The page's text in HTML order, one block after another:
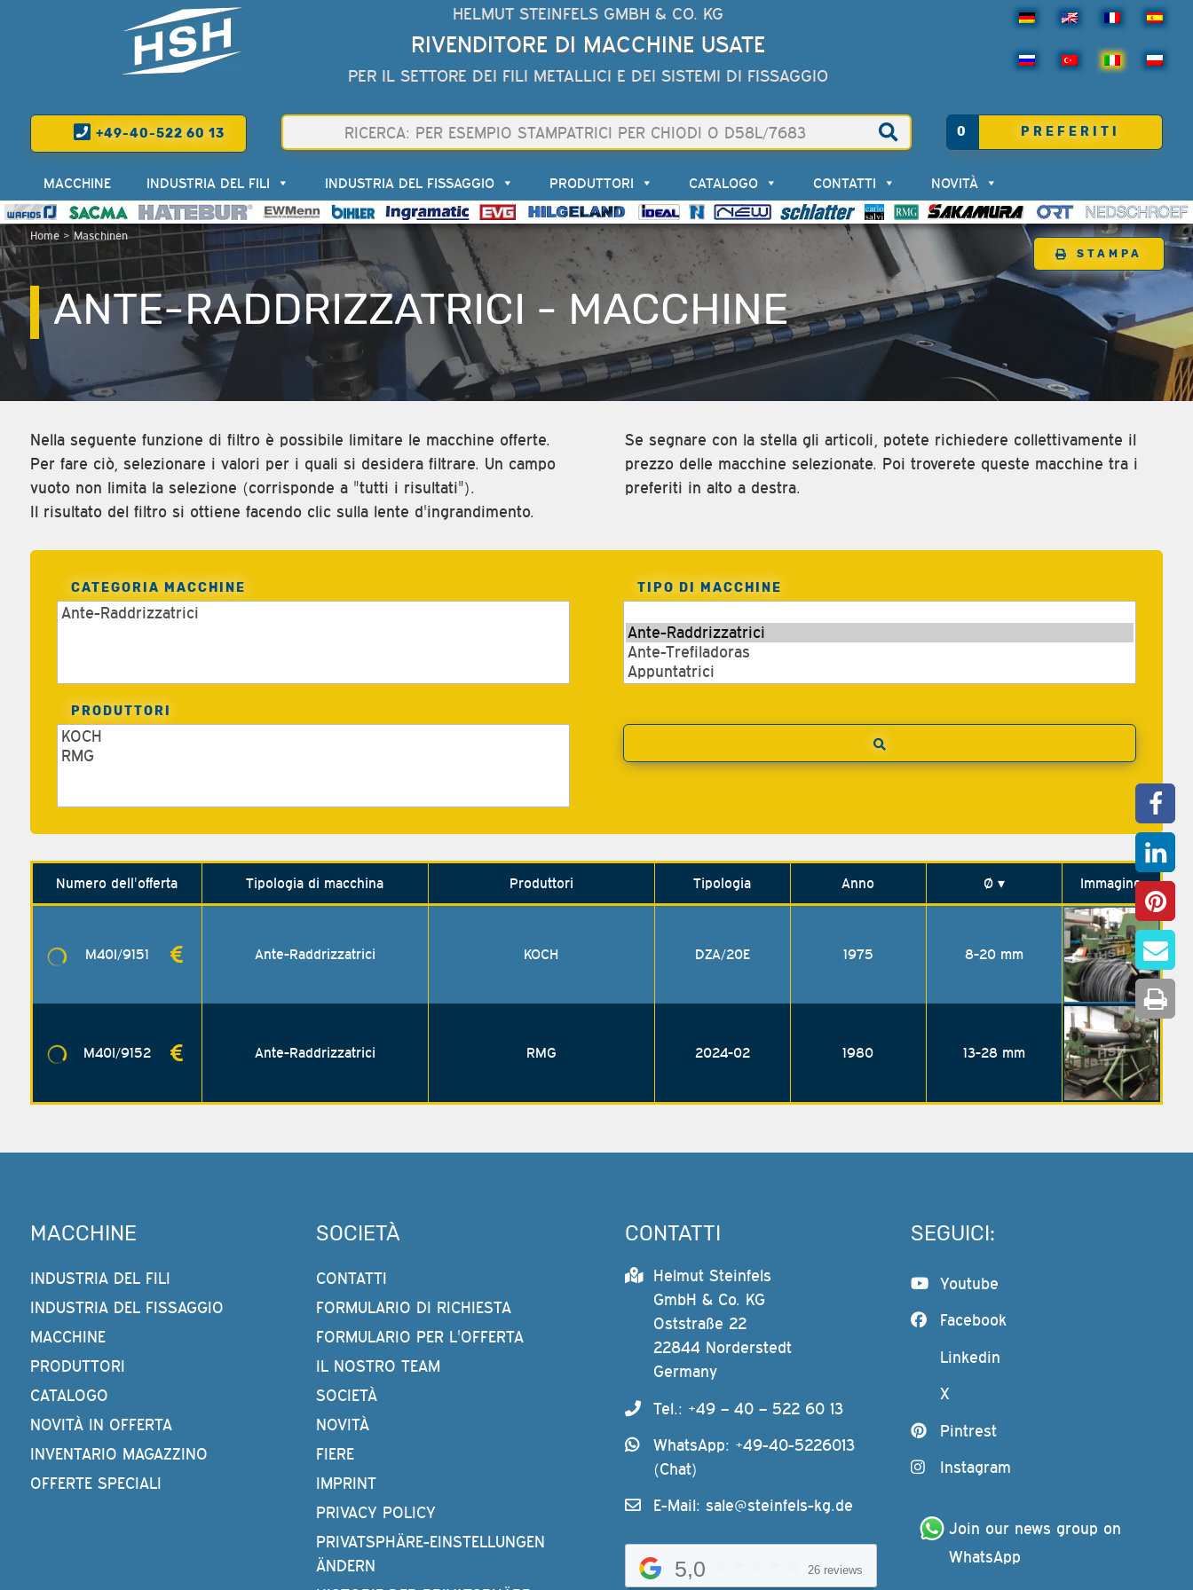
HELMUT STEINFELS GMBH & CO. KG
RIVENDITORE DI MACCHINE USATE
PER IL SETTORE DEI FILI METALLICI E DEI SISTEMI DI FISSAGGIO
+49-40-522 60 13 0 PREFERITI
Home> Maschinen
MACCHINE INDUSTRIA DEL FILI INDUSTRIA DEL FISSAGGIO PRODUTTORI CATALOGO CONTATTI NOVITÀ
STAMPA
ANTE-RADDRIZZATRICI - MACCHINE
Nella seguente funzione di filtro è possibile limitare le macchine offerte.
Per fare ciò, selezionare i valori per i quali si desidera filtrare. Un campo
vuoto non limita la selezione (corrisponde a "tutti i risultati").
Il risultato del filtro si ottiene facendo clic sulla lente d'ingrandimento.
Se segnare con la stella gli articoli, potete richiedere collettivamente il
prezzo delle macchine selezionate. Poi troverete queste macchine tra i
preferiti in alto a destra.
CATEGORIA MACCHINE TIPO DI MACCHINE
PRODUTTORI
Numero dell'offerta Tipologia di macchina Produttori Tipologia Anno Ø▾ Immagine
M40I/9151 Ante-Raddrizzatrici KOCH DZA/20E 1975 8-20 mm
M40I/9152 Ante-Raddrizzatrici RMG 2024-02 1980 13-28 mm
MACCHINE
INDUSTRIA DEL FILI
INDUSTRIA DEL FISSAGGIO
MACCHINE
PRODUTTORI
CATALOGO
NOVITÀ IN OFFERTA
INVENTARIO MAGAZZINO
OFFERTE SPECIALI
SOCIETÀ
CONTATTI
FORMULARIO DI RICHIESTA
FORMULARIO PER L'OFFERTA
IL NOSTRO TEAM
SOCIETÀ
NOVITÀ
FIERE
IMPRINT
PRIVACY POLICY
PRIVATSPHÄRE-EINSTELLUNGEN
ÄNDERN
CONTATTI
Helmut Steinfels
GmbH & Co. KG
Oststraße 22
22844 Norderstedt
Germany
Tel.: +49 – 40 – 522 60 13
WhatsApp: +49-40-5226013
(Chat)
E-Mail:sale@steinfels-kg.de
5,0 26 reviews
SEGUICI:
Youtube
Facebook
Linkedin
X
Pintrest
Instagram
Join our news group on
WhatsApp